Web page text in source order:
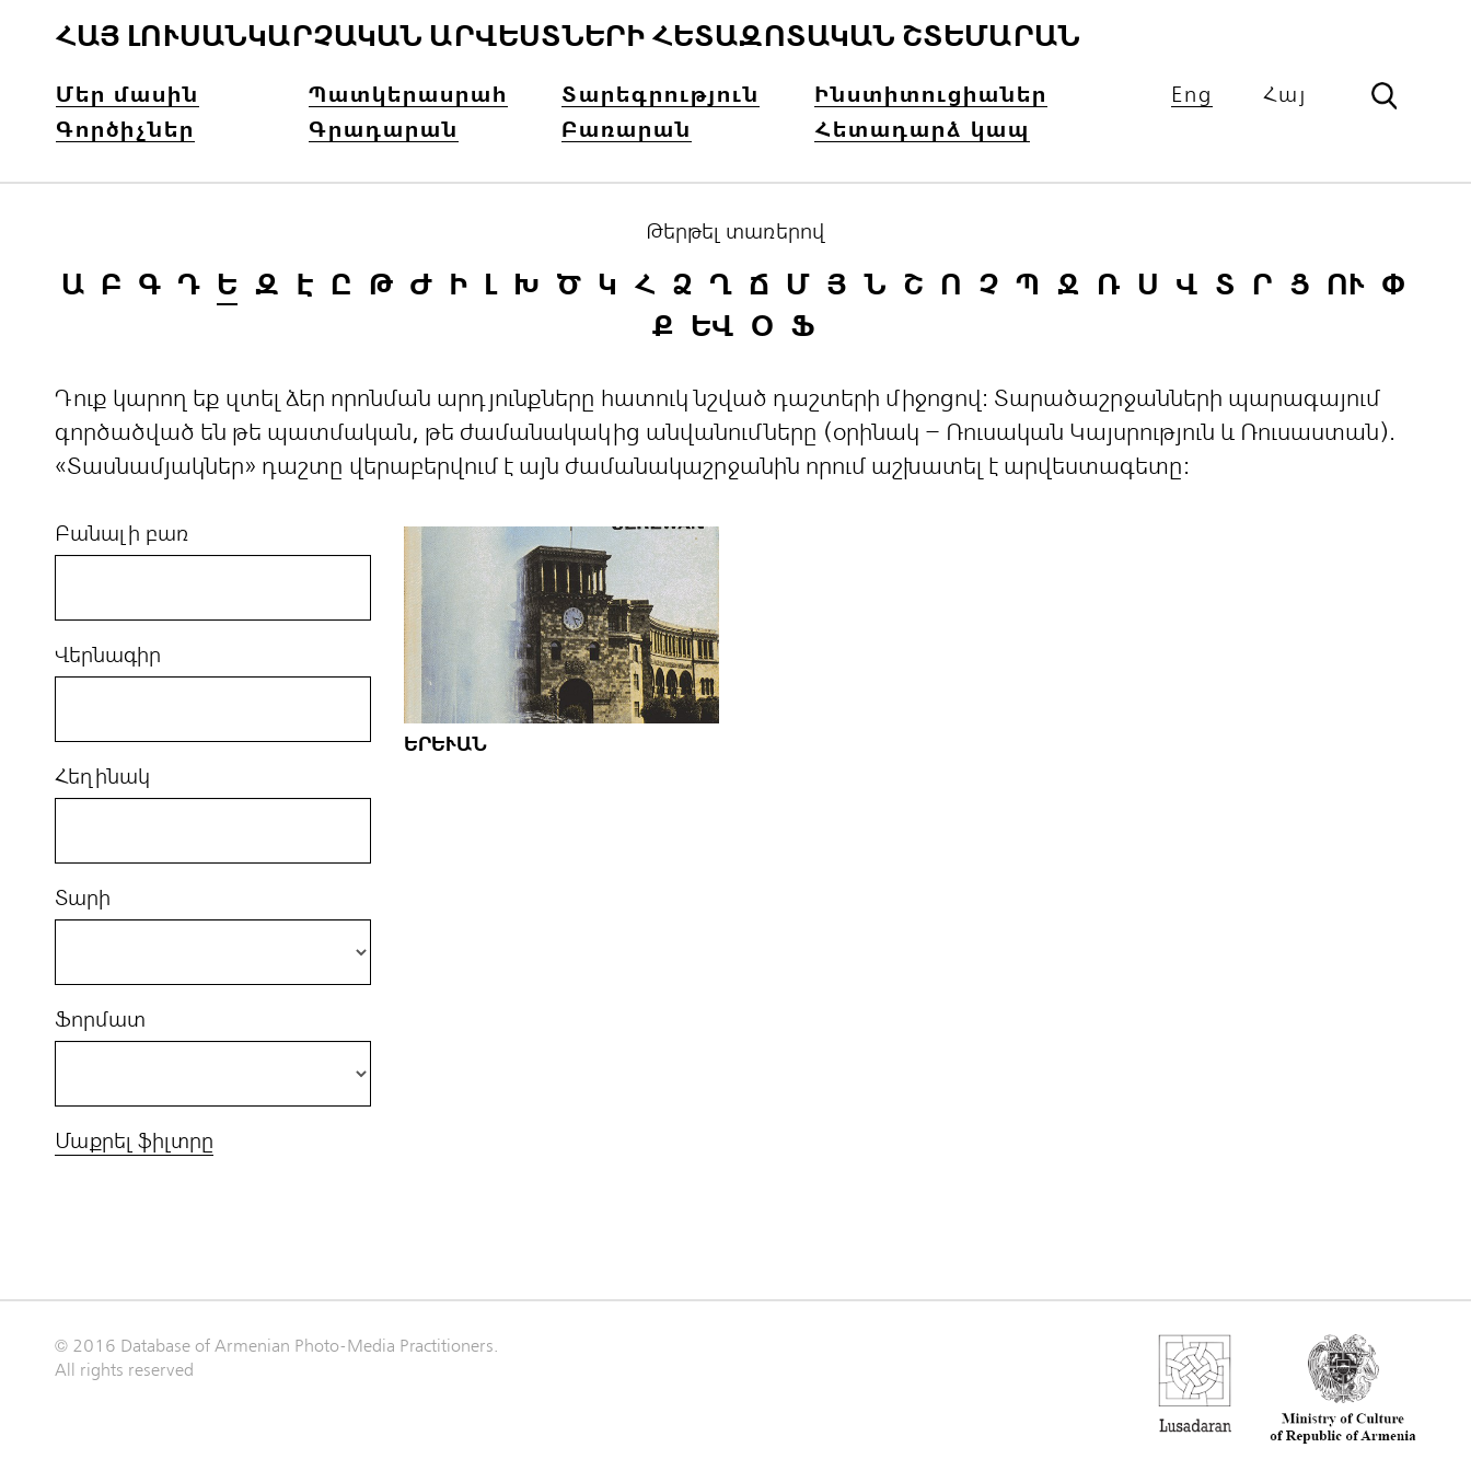
ՀԱՅ ԼՈՒՍԱՆԿԱՐՉԱԿԱՆ ԱՐՎԵՍՏՆԵՐԻ ՀԵՏԱԶՈՏԱԿԱՆ ՇՏԵՄԱՐԱՆ
Մեր մասին Պատկերասրահ Տարեգրություն
Ինստիտուցիաներ
Գործիչներ
Գրադարան Բառարան Հետադարձ կապ
Eng Հայ
Թերթել տառերով
Ա Բ Գ Դ Ե Զ Է Ը Թ Ժ Ի Լ Խ Ծ Կ Հ Ձ Ղ Ճ Մ Յ Ն Շ Ո Չ Պ Ջ Ռ Ս Վ Տ Ր Ց ՈՒ Փ
Ք ԵՎ Օ Ֆ
Դուք կարող եք զտել ձեր որոնման արդյունքները հատուկ նշված դաշտերի միջոցով: Տարածաշրջանների պարագայում
գործածված են թե պատմական, թե ժամանակակից անվանումները (օրինակ – Ռուսական Կայսրություն և Ռուսաստան).
«Տասնամյակներ» դաշտը վերաբերվում է այն ժամանակաշրջանին որում աշխատել է արվեստագետը:
Բանալի բառ
Վերնագիր
Հեղինակ
Տարի
Ֆորմատ
Մաքրել ֆիլտրը
ԵՐԵՒԱՆ
© 2016 Database of Armenian Photo-Media Practitioners.
All rights reserved